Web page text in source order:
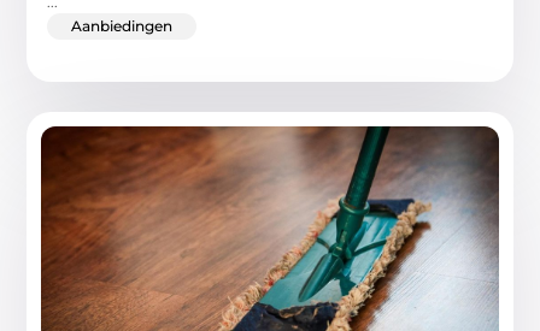
Aanbiedingen